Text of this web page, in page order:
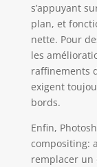
s’appuyant
plan, et
nette. Pour
les
raffinements
exigent
bords.
Enfin,
compositing:
remplacer un